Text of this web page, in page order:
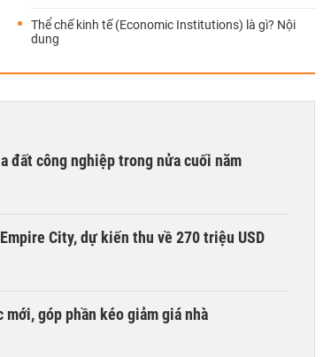
Thể chế kinh tế (Economic Institutions) là gì? Nội
dung
đất công nghiệp trong nửa cuối năm
City, dự kiến thu về 270 triệu USD
góp phần kéo giảm giá nhà